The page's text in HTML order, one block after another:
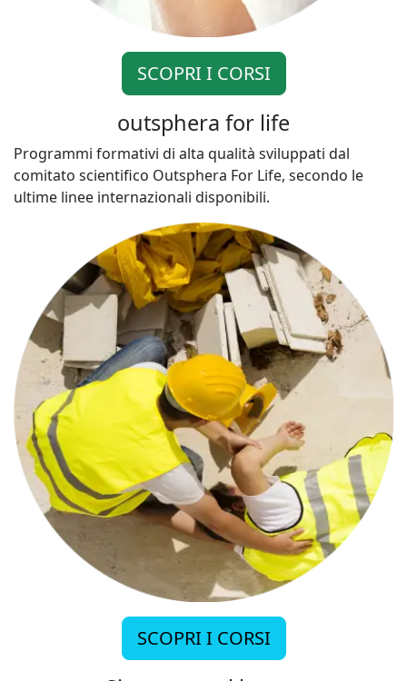
SCOPRI I CORSI
outsphera for life
Programmi formativi di alta qualità sviluppati dal
comitato scientifico Outsphera For Life, secondo le
ultime linee internazionali disponibili.
SCOPRI I CORSI